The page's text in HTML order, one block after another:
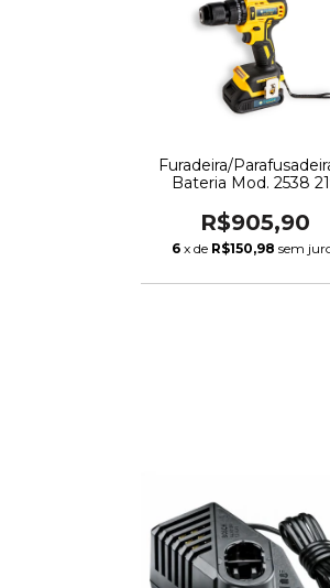
Furadeira/
Bateria Mod. 2538
R$905,90
6 x de R$150,98 sem